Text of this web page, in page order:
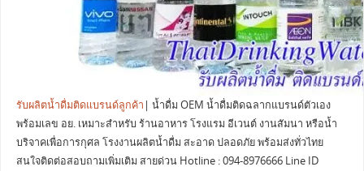
รับผลิตน้ำดื่มติดแบรนด์ลูกค้า | น้ำดื่ม OEM น้ำดื่มติดฉลากแบรนด์ตัวเอง
พร้อมเลข อย. เหมาะสำหรับ ร้านอาหาร โรงแรม อีเวนต์ งานสัมนา หรือน้ำ
บริจาคเพื่อการกุศล โรงงานผลิตน้ำดื่ม สะอาด ปลอดภัย พร้อมส่งทั่วไทย
สนใจติดต่อสอบถามเพิ่มเติม สายด่วน Hotline : 094-8976666 Line ID